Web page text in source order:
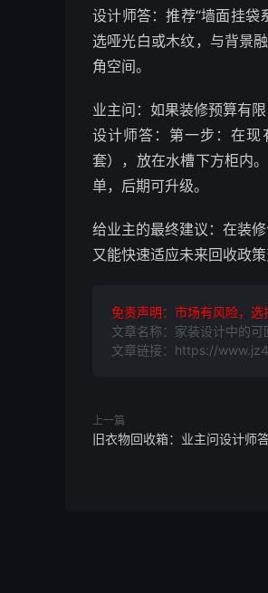
设计师答：推荐“墙面挂
选哑光白或木纹，与背景
角空间。
业主问：如果装修预算有
设计师答：第一步：在
套），放在水槽下方柜内
单，后期可升级。
给业主的最终建议：在装
又能快速适应未来回收政策
免责声明：市场有风险，选
文章名称：家装设计中的
文章链接：https://
上一篇
旧衣物回收箱：业主问设计师